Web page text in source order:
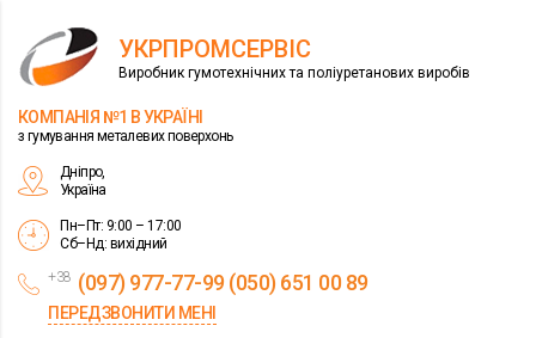
УКРПРОМСЕРВІС
Виробник гумотехнічних та поліуретанових виробів
КОМПАНІЯ №1 В УКРАЇНІ
з гумування металевих поверхонь
Дніпро,
Україна
Пн–Пт: 9:00 – 17:00
Сб–Нд: вихідний
+38 (097) 977-77-99 (050) 651 00 89
ПЕРЕДЗВОНИТИ МЕНІ